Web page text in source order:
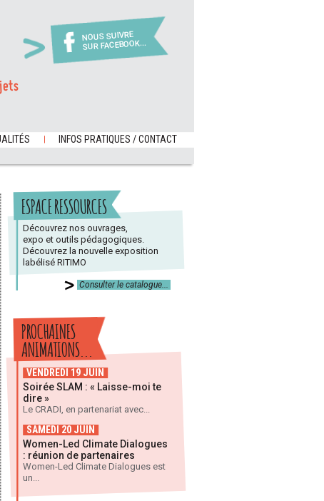
NOUS SUIVRE
SUR FACEBOOK...
INFOS PRATIQUES / CONTACT
ESPACE RESSOURCES
Découvrez nos ouvrages,
expo et outils pédagogiques.
Découvrez la nouvelle exposition
labélisé RITIMO
Consulter le catalogue...
PROCHAINES
ANIMATIONS...
VENDREDI 19 JUIN
Soirée SLAM : « Laisse-moi te
dire »
Le CRADI, en partenariat avec...
SAMEDI 20 JUIN
Women-Led Climate Dialogues
: réunion de partenaires
Women-Led Climate Dialogues est
un...